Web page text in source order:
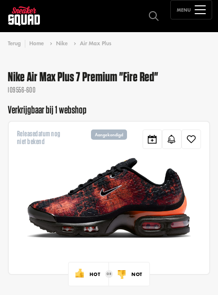
MENU
Terug Home Nike Air Max Plus
Nike Air Max Plus 7 Premium "Fire Red"
IO9556-600
Verkrijgbaar bij 1 webshop
Releasedatum nog
niet bekend
Aangekondigd
HOT NOT